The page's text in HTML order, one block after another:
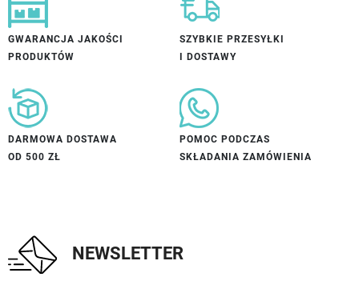
GWARANCJA JAKOŚCI
PRODUKTÓW
SZYBKIE PRZESYŁKI
I DOSTAWY
DARMOWA DOSTAWA
OD 500 ZŁ
POMOC PODCZAS
SKŁADANIA ZAMÓWIENIA
NEWSLETTER